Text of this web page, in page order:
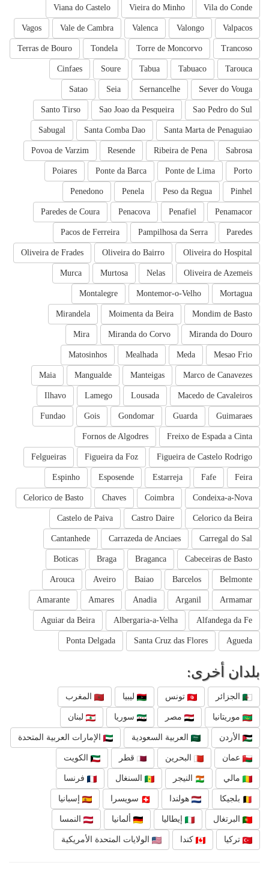
Vila do Conde
Vieira do Minho
Viana do Castelo
Valpacos
Valongo
Valenca
Vale de Cambra
Vagos
Trancoso
Torre de Moncorvo
Tondela
Terras de Bouro
Tarouca
Tabuaco
Tabua
Soure
Cinfaes
Sever do Vouga
Sernancelhe
Seia
Satao
Sao Pedro do Sul
Sao Joao da Pesqueira
Santo Tirso
Santa Marta de Penaguiao
Santa Comba Dao
Sabugal
Sabrosa
Ribeira de Pena
Resende
Povoa de Varzim
Porto
Ponte de Lima
Ponte da Barca
Poiares
Pinhel
Peso da Regua
Penela
Penedono
Penamacor
Penafiel
Penacova
Paredes de Coura
Paredes
Pampilhosa da Serra
Pacos de Ferreira
Oliveira do Hospital
Oliveira do Bairro
Oliveira de Frades
Oliveira de Azemeis
Nelas
Murtosa
Murca
Mortagua
Montemor-o-Velho
Montalegre
Mondim de Basto
Moimenta da Beira
Mirandela
Miranda do Douro
Miranda do Corvo
Mira
Mesao Frio
Meda
Mealhada
Matosinhos
Marco de Canavezes
Manteigas
Mangualde
Maia
Macedo de Cavaleiros
Lousada
Lamego
Ilhavo
Guimaraes
Guarda
Gondomar
Gois
Fundao
Freixo de Espada a Cinta
Fornos de Algodres
Figueira de Castelo Rodrigo
Figueira da Foz
Felgueiras
Feira
Fafe
Estarreja
Esposende
Espinho
Condeixa-a-Nova
Coimbra
Chaves
Celorico de Basto
Celorico da Beira
Castro Daire
Castelo de Paiva
Carregal do Sal
Carrazeda de Anciaes
Cantanhede
Cabeceiras de Basto
Braganca
Braga
Boticas
Belmonte
Barcelos
Baiao
Aveiro
Arouca
Armamar
Arganil
Anadia
Amares
Amarante
Alfandega da Fe
Albergaria-a-Velha
Aguiar da Beira
Agueda
Santa Cruz das Flores
Ponta Delgada
بلدان أخرى:
الجزائر تونس ليبيا المغرب
موريتانيا مصر سوريا لبنان
الأردن العربية السعودية الإمارات العربية المتحدة
عمان البحرين قطر الكويت
مالي النيجر السنغال فرنسا
بلجيكا هولندا سويسرا إسبانيا
البرتغال إيطاليا ألمانيا النمسا
تركيا كندا الولايات المتحدة الأمريكية